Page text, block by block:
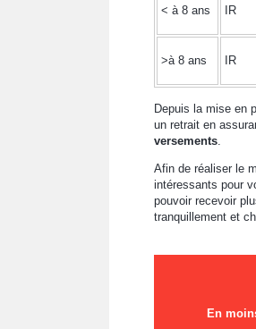
< à 8 ans IR
>à 8 ans IR
Depuis la mise en
un retrait en
versements.
Afin de réaliser le
intéressants pour
pouvoir recevoir
tranquillement et
En